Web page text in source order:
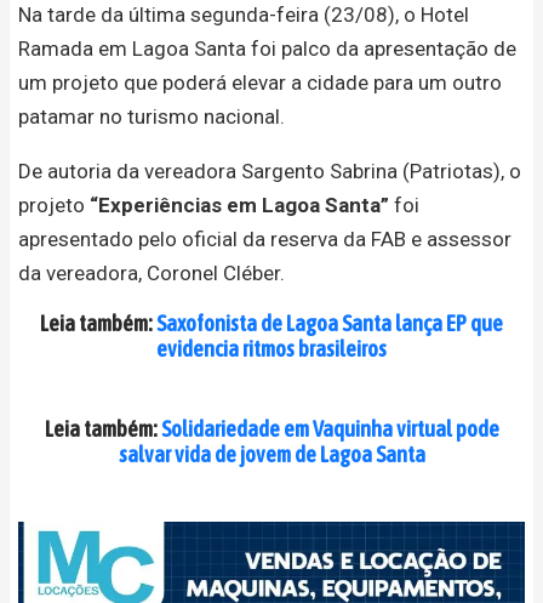
Na tarde da última segunda-feira (23/08), o Hotel
Ramada em Lagoa Santa foi palco da apresentação de
um projeto que poderá elevar a cidade para um outro
patamar no turismo nacional.
De autoria da vereadora Sargento Sabrina (Patriotas), o
projeto “Experiências em Lagoa Santa” foi
apresentado pelo oficial da reserva da FAB e assessor
da vereadora, Coronel Cléber.
Leia também:Saxofonista de Lagoa Santa lança EP que
evidencia ritmos brasileiros
Leia também:Solidariedade em Vaquinha virtual pode
salvar vida de jovem de Lagoa Santa